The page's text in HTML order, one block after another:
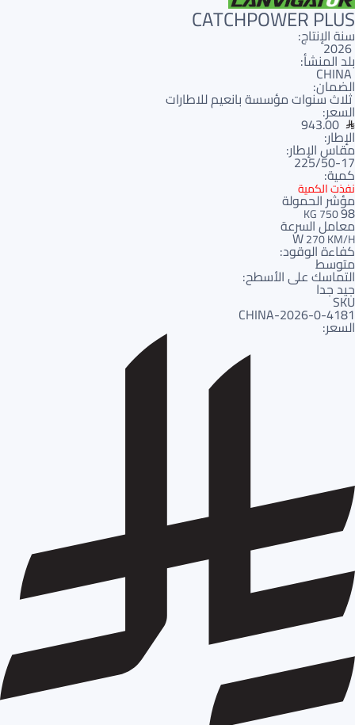
CATCHPOWER PLUS
سنة الإنتاج:
2026
بلد المنشأ:
CHINA
الضمان:
ثلاث سنوات مؤسسة بانعيم للاطارات
السعر:
943.00
الإطار:
مقاس الإطار:
225/50-17
كمية:
نفذت الكمية
مؤشر الحمولة
98
750 KG
معامل السرعة
W270 KM/H
كفاءة الوقود:
متوسط
التماسك على الأسطح:
جيد جدا
SKU
4181-CHINA-2026-0
السعر: